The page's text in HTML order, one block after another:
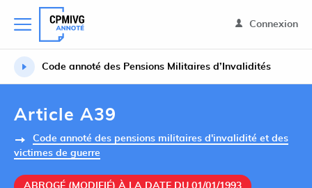
Connexion
Code annoté des Pensions Militaires d’Invalidités
Article A39
Code annoté des pensions militaires d'invalidité et des
victimes de guerre
ABROGÉ (MODIFIÉ) À LA DATE DU 01/01/1993